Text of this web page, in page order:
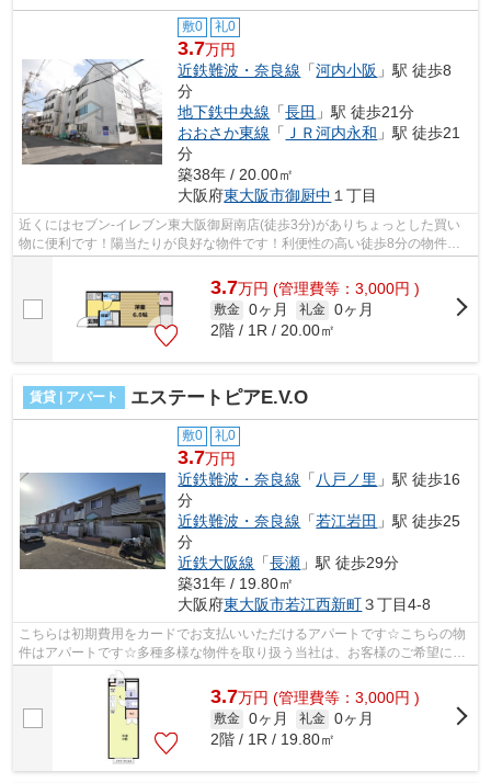
敷0 礼0
3.7万円
近鉄難波・奈良線 「河内小阪 」駅 徒歩8
分
地下鉄中央線 「長田 」駅 徒歩21分
おおさか東線 「 ＪＲ河内永和 」駅 徒歩21
分
築38年 / 20.00㎡
大阪府東大阪市御厨中 １丁目
近くにはセブン-イレブン東大阪御厨南店(徒歩3分)がありちょっとした買い
物に便利です！陽当たりが良好な物件です！利便性の高い徒歩8分の物件で
す！眺めの良いマンションです！東大阪...
3.7万円 (管理費等：3,000円 )
敷金 0ヶ月 礼金 0ヶ月
2階 / 1R / 20.00㎡
賃貸 | アパート エステートピアE.V.O
敷0 礼0
3.7万円
近鉄難波・奈良線 「 八戸ノ里 」駅 徒歩16
分
近鉄難波・奈良線 「若江岩田 」駅 徒歩25
分
近鉄大阪線 「長瀬 」駅 徒歩29分
築31年 / 19.80㎡
大阪府東大阪市若江西新町３丁目4-8
こちらは初期費用をカードでお支払いいただけるアパートです☆こちらの物
件はアパートです☆多種多様な物件を取り扱う当社は、お客様のご希望に適
した物件のご紹介をさせていただきます☆...
3.7万円 (管理費等：3,000円 )
敷金 0ヶ月 礼金 0ヶ月
2階 / 1R / 19.80㎡